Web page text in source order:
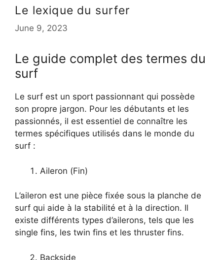
Le lexique du surfer
June 9, 2023
Le guide complet des termes du
surf
Le surf est un sport passionnant qui possède
son propre jargon. Pour les débutants et les
passionnés, il est essentiel de connaître les
termes spécifiques utilisés dans le monde du
surf :
Aileron (Fin)
L’aileron est une pièce fixée sous la planche de
surf qui aide à la stabilité et à la direction. Il
existe différents types d’ailerons, tels que les
single fins, les twin fins et les thruster fins.
Backside